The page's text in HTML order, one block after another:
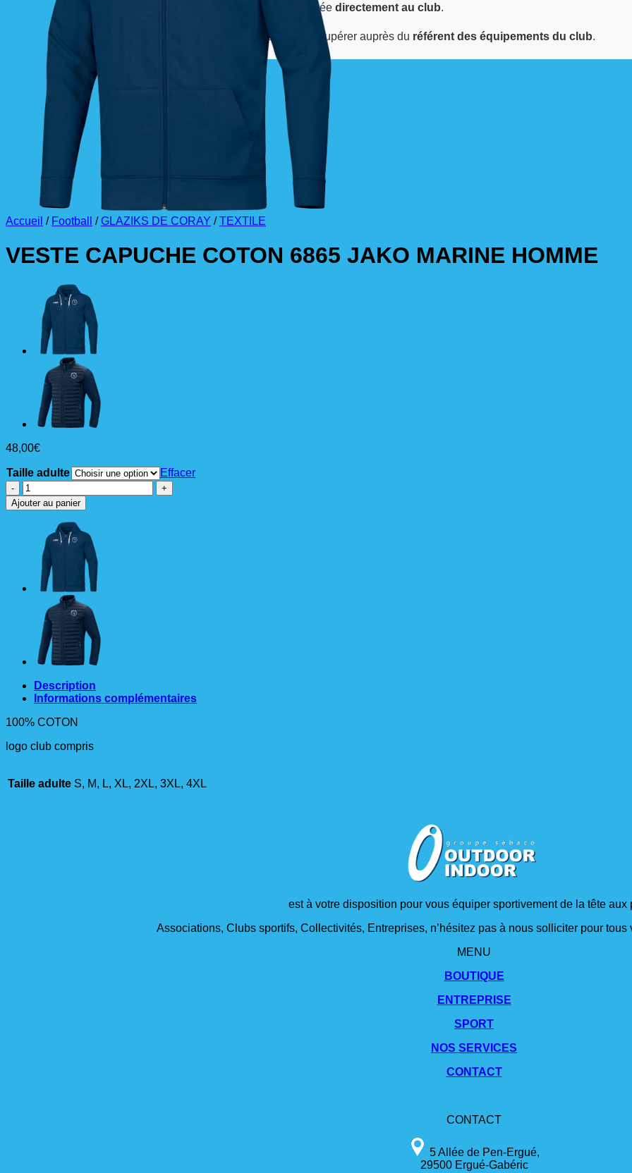
La livraison est effectuée directement au club.
La commande est à récupérer auprès du référent des équipements du club.
Accueil / Football / GLAZIKS DE CORAY / TEXTILE
VESTE CAPUCHE COTON 6865 JAKO MARINE HOMME
48,00€
Taille adulte
Effacer
quantité
de
VESTE
CAPUCHE
COTON
6865
JAKO
MARINE
HOMME
Ajouter au panier
Description
Informations complémentaires
100% COTON
logo club compris
Taille adulte S, M, L, XL, 2XL, 3XL, 4XL
est à votre disposition pour vous équiper sportivement de la tête aux
Associations, Clubs sportifs, Collectivités, Entreprises, n’hésitez pas à nous solliciter pour
MENU
BOUTIQUE
ENTREPRISE
SPORT
NOS SERVICES
CONTACT
CONTACT
5 Allée de Pen-Ergué,
29500 Ergué-Gabéric